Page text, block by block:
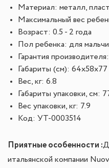
Материал: металл,
Максимальный вес
Возраст: 0.5 - 2 года
Пол ребенка: для
Гарантия
Габариты (см): 64х58х77
Вес, кг: 6.8
Габариты упаковки, см:
Вес упаковки, кг: 7.9
Код: УТ-0003514
Приятные особенности :
итальянской компании